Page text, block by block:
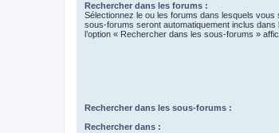
Rechercher dans les forums :
Sélectionnez le ou les forums dans lesquels
sous-forums seront automatiquement inclus
l’option « Rechercher dans les sous-forums »
Rechercher dans les sous-forums :
Rechercher dans :